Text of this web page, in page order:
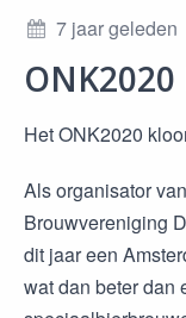
7 jaar geleden
Het ONK2020
Als organisator
Brouwvereniging
dit jaar een
wat dan beter dan